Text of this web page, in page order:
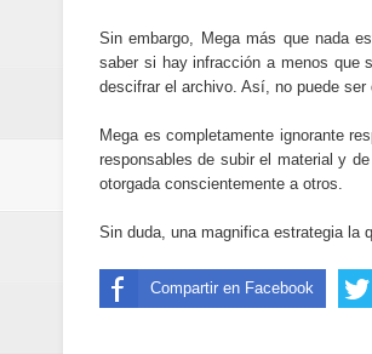
Sin embargo, Mega más que nada
saber si hay infracción a menos que
descifrar el archivo. Así, no puede ser
Mega es completamente ignorante
responsables de subir el material y
otorgada conscientemente a otros.
Sin duda, una magnifica estrategia la
Compartir en Facebook